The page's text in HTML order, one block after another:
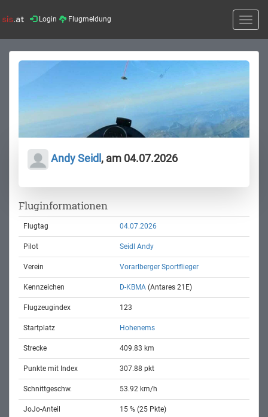
Login Flugmeldung
Toggle
Andy Seidl , am 04.07.2026
Fluginformationen
Flugtag 04.07.2026
Pilot Seidl Andy
Verein Vorarlberger Sportflieger
Kennzeichen D-KBMA (Antares 21E)
Flugzeugindex 123
Startplatz Hohenems
Strecke 409.83 km
Punkte mit Index 307.88 pkt
Schnittgeschw. 53.92 km/h
JoJo-Anteil 15 % (25 Pkte)